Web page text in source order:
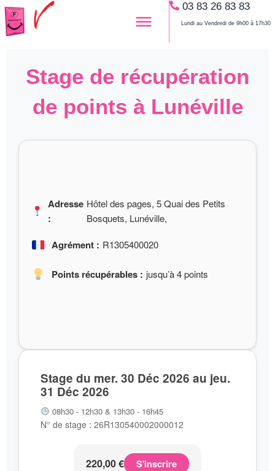
Aller
au
contenu
03 83 26 83 83
Lundi au Vendredi de 9h00 à 17h30
Stage de récupération
de points à Lunéville
Adresse
:
Hôtel des pages, 5 Quai des Petits
Bosquets, Lunéville,
Agrément : R1305400020
Points récupérables : jusqu’à 4 points
Stage du mer. 30 Déc 2026 au jeu.
31 Déc 2026
08h30 - 12h30 & 13h30 - 16h45
N° de stage : 26R130540002000012
220,00€ S'inscrire